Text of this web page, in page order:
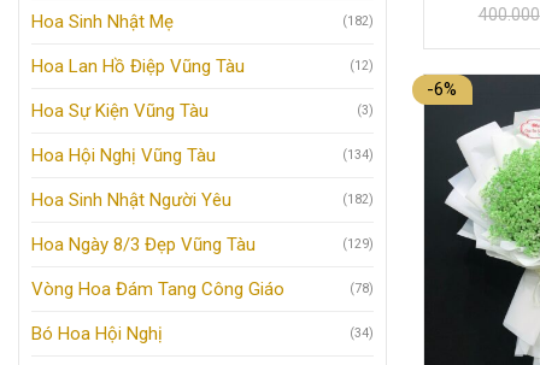
Hoa Sinh Nhật Mẹ (182)
Hoa Lan Hồ Điệp Vũng Tàu (12)
Hoa Sự Kiện Vũng Tàu (3)
Hoa Hội Nghị Vũng Tàu (134)
Hoa Sinh Nhật Người Yêu (182)
Hoa Ngày 8/3 Đẹp Vũng Tàu (129)
Vòng Hoa Đám Tang Công Giáo (78)
Bó Hoa Hội Nghị (34)
400.000
-6%